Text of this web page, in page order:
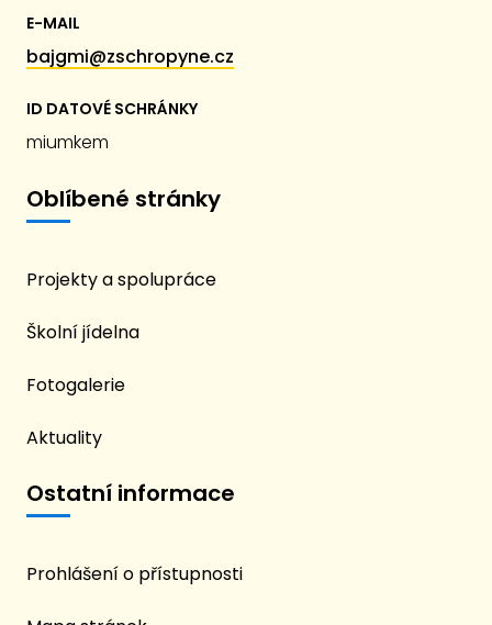
E-MAIL
bajgmi@zschropyne.cz
ID DATOVÉ SCHRÁNKY
miumkem
Oblíbené stránky
Projekty a spolupráce
Školní jídelna
Fotogalerie
Aktuality
Ostatní informace
Prohlášení o přístupnosti